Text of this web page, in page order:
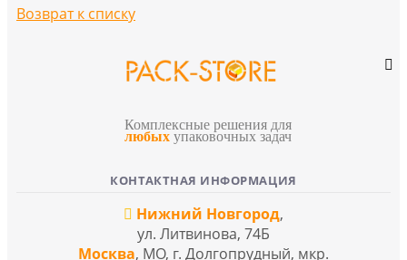
Возврат к списку
Комплексные решения для
любых упаковочных задач
КОНТАКТНАЯ ИНФОРМАЦИЯ
Нижний Новгород,
ул. Литвинова, 74Б
Москва, МО, г. Долгопрудный, мкр.